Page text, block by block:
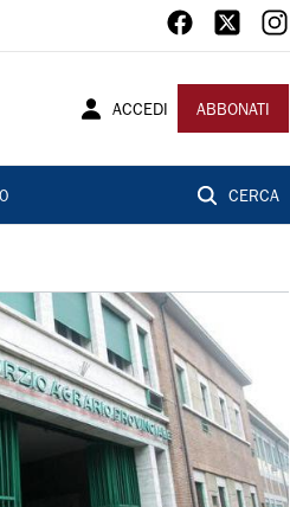
ACCEDI ABBONATI
CERCA